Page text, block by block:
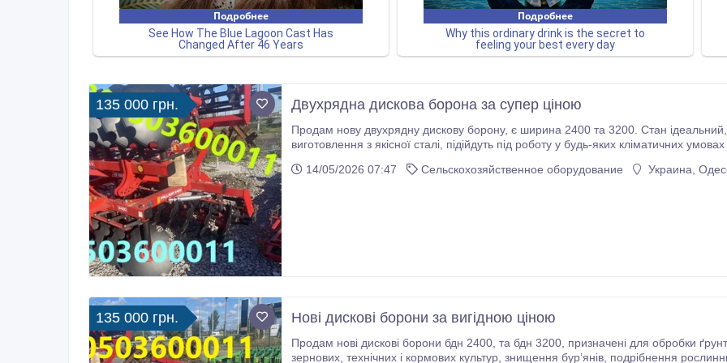
135 000 грн. Двухрядна дискова борона за супер ціною
Продам нову двухрядну дискову борону, є ширина 2400 та 3200. Стан ідеальний, зовсім не була у використанні, ціна знижена,
виготовлення з якісної сталі, підійдуть під роботу у будь-яких кліматичних умовах України. Борона призначена під обробку грунту
14/05/2026 07:47
Сельскохозяйственное оборудование Украина,
135 000 грн. Нові дискові борони за вигідною ціною
Продам нові дискові борони бдн 2400, та бдн 3200, призначені для обробки ґрунту по ресурсозберігаючій технології під посів
зернових, технічних і кормових культур, знищення бур’янів, подрібнення рослинних залишків, подрібнення. ущільнення та